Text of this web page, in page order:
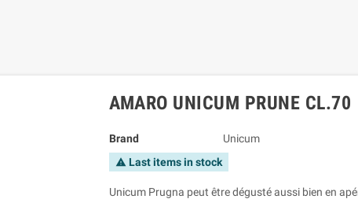
AMARO UNICUM PRUNE CL.70
Brand Unicum
warning Last items in stock
Unicum Prugna peut être dégusté aussi bien en